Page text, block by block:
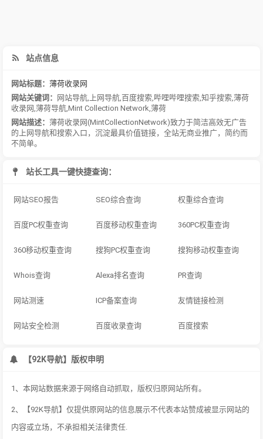
站点信息
网站标题： 薄荷收录网
网站关键词：
网站导航 上网导航 百度搜索 哔哩哔哩搜索 知乎搜索 薄荷
收录网 薄荷导航 Mint Collection Network 薄荷
网站描述： 薄荷收录网(MintCollectionNetwork)致力于简洁高效无广告
的上网导航和搜索入口，沉淀最具价值链接，全站无商业推广，简约而
不简单。
站长工具一键快捷查询：
网站SEO报告 SEO综合查询 权重综合查询
百度PC权重查询 百度移动权重查询 360PC权重查询
360移动权重查询 搜狗PC权重查询 搜狗移动权重查询
Whois查询 Alexa排名查询 PR查询
网站测速 ICP备案查询 友情链接检测
网站安全检测 百度收录查询 百度搜索
【92K导航】版权申明
1、本网站数据来源于网络自动抓取，版权归原网站所有。
2、【92K导航】仅提供原网站的信息展示不代表本站赞成被显示网站的
内容或立场，不承担相关法律责任.